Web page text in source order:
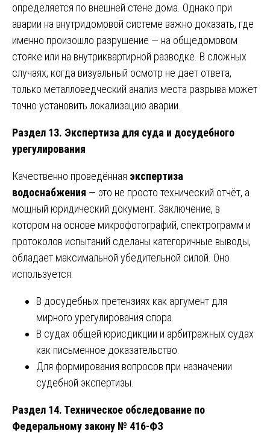
определяется по внешней стене дома. Однако при
аварии на внутридомовой системе важно доказать, где
именно произошло разрушение — на общедомовом
стояке или на внутриквартирной разводке. В сложных
случаях, когда визуальный осмотр не дает ответа,
только металловедческий анализ места разрыва может
точно установить локализацию аварии.
Раздел 13. Экспертиза для суда и досудебного
урегулирования
Качественно проведённая экспертиза
водоснабжения — это не просто технический отчёт, а
мощный юридический документ. Заключение, в
котором на основе микрофотографий, спектрограмм и
протоколов испытаний сделаны категоричные выводы,
обладает максимальной убедительной силой. Оно
используется:
В досудебных претензиях как аргумент для
мирного урегулирования спора.
В судах общей юрисдикции и арбитражных судах
как письменное доказательство.
Для формирования вопросов при назначении
судебной экспертизы.
Раздел 14. Техническое обследование по
Федеральному закону № 416-ФЗ